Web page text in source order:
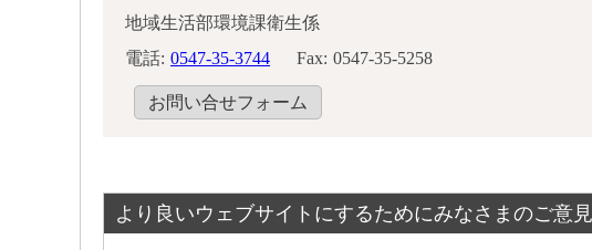
地域生活部環境課衛生係
電話: 0547-35-3744 Fax: 0547-35-5258
お問い合せフォーム
より良いウェブサイトにするためにみなさまのご意